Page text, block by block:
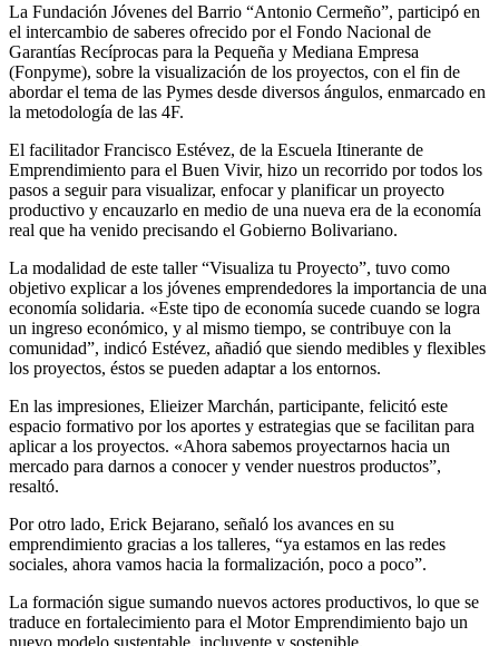
La Fundación Jóvenes del Barrio “Antonio Cermeño”, participó en
el intercambio de saberes ofrecido por el Fondo Nacional de
Garantías Recíprocas para la Pequeña y Mediana Empresa
(Fonpyme), sobre la visualización de los proyectos, con el fin de
abordar el tema de las Pymes desde diversos ángulos, enmarcado en
la metodología de las 4F.
El facilitador Francisco Estévez, de la Escuela Itinerante de
Emprendimiento para el Buen Vivir, hizo un recorrido por todos los
pasos a seguir para visualizar, enfocar y planificar un proyecto
productivo y encauzarlo en medio de una nueva era de la economía
real que ha venido precisando el Gobierno Bolivariano.
La modalidad de este taller “Visualiza tu Proyecto”, tuvo como
objetivo explicar a los jóvenes emprendedores la importancia de una
economía solidaria. «Este tipo de economía sucede cuando se logra
un ingreso económico, y al mismo tiempo, se contribuye con la
comunidad”, indicó Estévez, añadió que siendo medibles y flexibles
los proyectos, éstos se pueden adaptar a los entornos.
En las impresiones, Elieizer Marchán, participante, felicitó este
espacio formativo por los aportes y estrategias que se facilitan para
aplicar a los proyectos. «Ahora sabemos proyectarnos hacia un
mercado para darnos a conocer y vender nuestros productos”,
resaltó.
Por otro lado, Erick Bejarano, señaló los avances en su
emprendimiento gracias a los talleres, “ya estamos en las redes
sociales, ahora vamos hacia la formalización, poco a poco”.
La formación sigue sumando nuevos actores productivos, lo que se
traduce en fortalecimiento para el Motor Emprendimiento bajo un
nuevo modelo sustentable, incluyente y sostenible.